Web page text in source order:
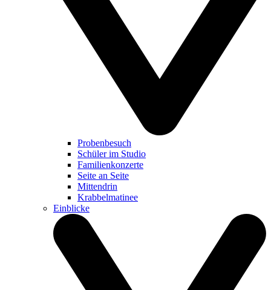
Probenbesuch
Schüler im Studio
Familienkonzerte
Seite an Seite
Mittendrin
Krabbelmatinee
Einblicke